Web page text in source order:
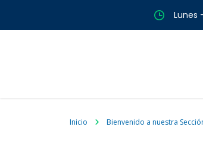
Lunes
Inicio Bienvenido a nuestra